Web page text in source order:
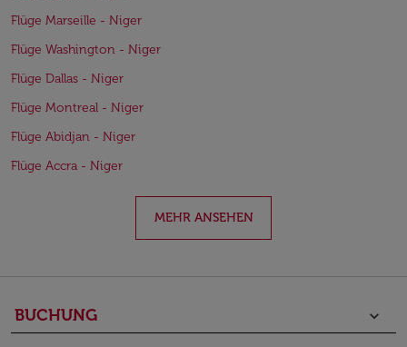
Flüge Marseille - Niger
Flüge Washington - Niger
Flüge Dallas - Niger
Flüge Montreal - Niger
Flüge Abidjan - Niger
Flüge Accra - Niger
MEHR ANSEHEN
BUCHUNG keyboard_arrow_down